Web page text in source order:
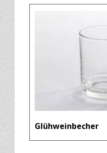
Glühweinbecher